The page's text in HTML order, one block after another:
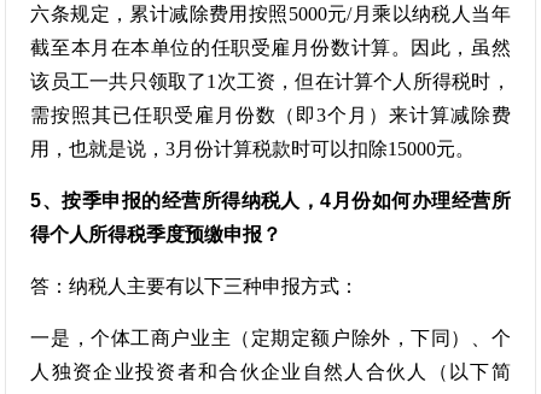
六条规定，累计减除费用按照5000元/月乘以纳税人当年
截至本月在本单位的任职受雇月份数计算。因此，虽然
该员工一共只领取了1次工资，但在计算个人所得税时，
需按照其已任职受雇月份数（即3个月）来计算减除费
用，也就是说，3月份计算税款时可以扣除15000元。
5、按季申报的经营所得纳税人，4月份如何办理经营所
得个人所得税季度预缴申报？
答：纳税人主要有以下三种申报方式：
一是，个体工商户业主（定期定额户除外，下同）、个
人独资企业投资者和合伙企业自然人合伙人（以下简